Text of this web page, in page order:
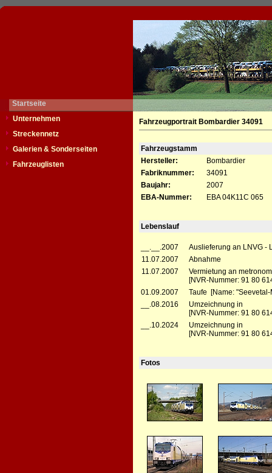
Startseite
Unternehmen
Streckennetz
Galerien & Sonderseiten
Fahrzeuglisten
Fahrzeugportrait Bombardier 34091
Fahrzeugstamm
Hersteller:
Bombardier
Fabriknummer:
34091
Baujahr:
2007
EBA-Nummer:
EBA 04K11C 065
Lebenslauf
__.__.2007
Auslieferung an LNVG -
11.07.2007
Abnahme
11.07.2007
Vermietung an
[NVR-Nummer: 91 80
01.09.2007
Taufe [Name: "Seevetal-
__.08.2016
Umzeichnung in
[NVR-Nummer: 91 80
__.10.2024
Umzeichnung in
[NVR-Nummer: 91 80
Fotos